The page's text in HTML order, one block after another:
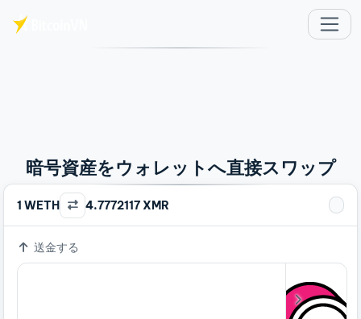
暗号資産をウォレットへ直接スワップ
1 WETH 4.7772117 XMR
送金する